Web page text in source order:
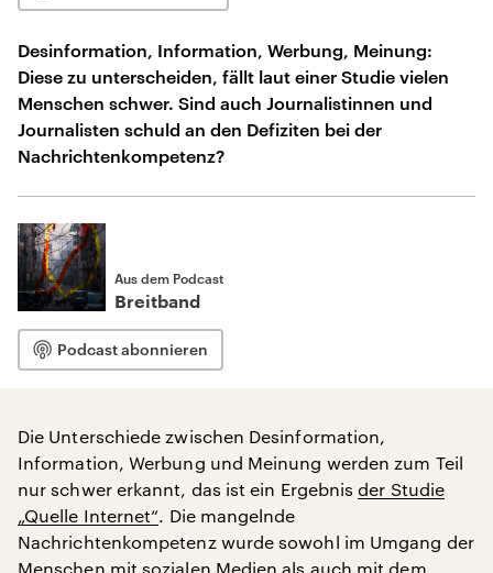
Desinformation, Information, Werbung, Meinung:
Diese zu unterscheiden, fällt laut einer Studie vielen
Menschen schwer. Sind auch Journalistinnen und
Journalisten schuld an den Defiziten bei der
Nachrichtenkompetenz?
Aus dem Podcast
Breitband
Podcast abonnieren
Die Unterschiede zwischen Desinformation,
Information, Werbung und Meinung werden zum Teil
nur schwer erkannt, das ist ein Ergebnisder Studie
„Quelle Internet“. Die mangelnde
Nachrichtenkompetenz wurde sowohl im Umgang der
Menschen mit sozialen Medien als auch mit dem